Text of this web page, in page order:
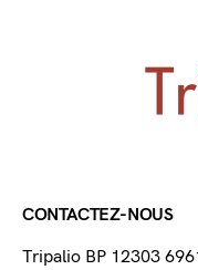
CONTACTEZ-NOUS
Tripalio BP 12303